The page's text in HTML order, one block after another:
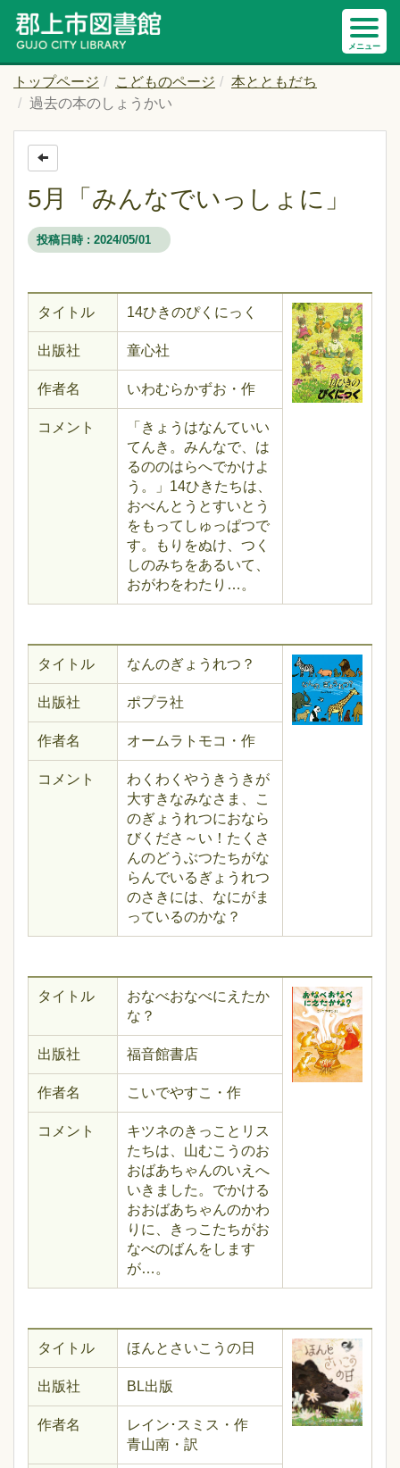
トップページ こどものページ
本とともだち
過去の本のしょうかい
5月「みんなでいっしょに」
投稿日時 : 2024/05/01
タイトル 14ひきのぴくにっく
出版社 童心社
作者名 いわむらかずお・作
コメント
「きょうはなんていい
てんき。みんなで、は
るののはらへでかけよ
う。」14ひきたちは、
おべんとうとすいとう
をもってしゅっぱつで
す。もりをぬけ、つく
しのみちをあるいて、
おがわをわたり…。
タイトル なんのぎょうれつ？
出版社 ポプラ社
作者名 オームラトモコ・作
コメント
わくわくやうきうきが
大すきなみなさま、こ
のぎょうれつにおなら
びくださ～い！たくさ
んのどうぶつたちがな
らんでいるぎょうれつ
のさきには、なにがま
っているのかな？
タイトル
おなべおなべにえたか
な？
出版社 福音館書店
作者名 こいでやすこ・作
コメント
キツネのきっことリス
たちは、山むこうのお
おばあちゃんのいえへ
いきました。でかける
おおばあちゃんのかわ
りに、きっこたちがお
なべのばんをします
が…。
タイトル ほんとさいこうの日
出版社 BL出版
作者名
レイン･スミス・作
青山南・訳